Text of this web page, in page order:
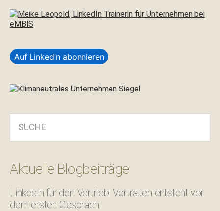
Auf LinkedIn abonnieren
Aktuelle Blogbeiträge
LinkedIn für den Vertrieb: Vertrauen entsteht vor
dem ersten Gespräch